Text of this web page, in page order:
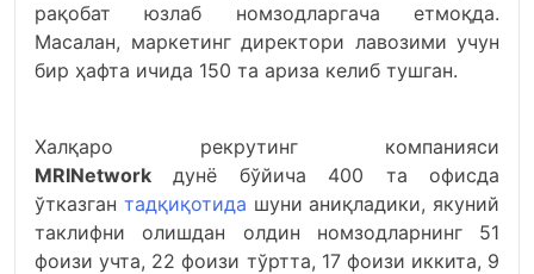
рақобат юзлаб номзодларгача етмоқда.
Масалан, маркетинг директори лавозими учун
бир ҳафта ичида 150 та ариза келиб тушган.
Халқаро рекрутинг компанияси
MRINetwork дунё бўйича 400 та офисда
ўтказган тадқиқотида шуни аниқладики, якуний
таклифни олишдан олдин номзодларнинг 51
фоизи учта, 22 фоизи тўртта, 17 фоизи иккита, 9